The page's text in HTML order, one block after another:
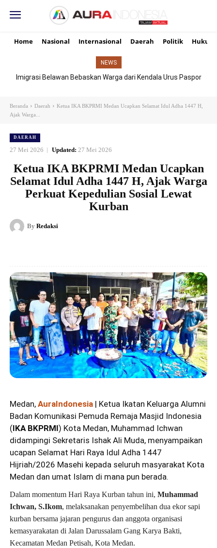
Home Nasional Internasional Daerah Politik Hukum
NEWS
Imigrasi Belawan Bebaskan Warga dari Kendala Urus Paspor
Beranda Daerah
Ketua IKA BKPRMI Medan Ucapkan Selamat Idul Adha 1447 H,
Ajak Warga...
DAERAH
27 Mei 2026 Updated: 27 Mei 2026
Ketua IKA BKPRMI Medan Ucapkan
Selamat Idul Adha 1447 H, Ajak Warga
Perkuat Kepedulian Sosial Lewat
Kurban
By Redaksi
Medan, AuraIndonesia | Ketua Ikatan Keluarga Alumni
Badan Komunikasi Pemuda Remaja Masjid Indonesia
(IKA BKPRMI) Kota Medan, Muhammad Ichwan
didampingi Sekretaris Ishak Ali Muda, menyampaikan
ucapan Selamat Hari Raya Idul Adha 1447
Hijriah/2026 Masehi kepada seluruh masyarakat Kota
Medan dan umat Islam di mana pun berada.
Dalam momentum Hari Raya Kurban tahun ini, Muhammad
Ichwan, S.Ikom, melaksanakan penyembelihan dua ekor sapi
kurban bersama jajaran pengurus dan anggota organisasi
kemasyarakatan di Jalan Darussalam Gang Karya Bakti,
Kecamatan Medan Petisah, Kota Medan.